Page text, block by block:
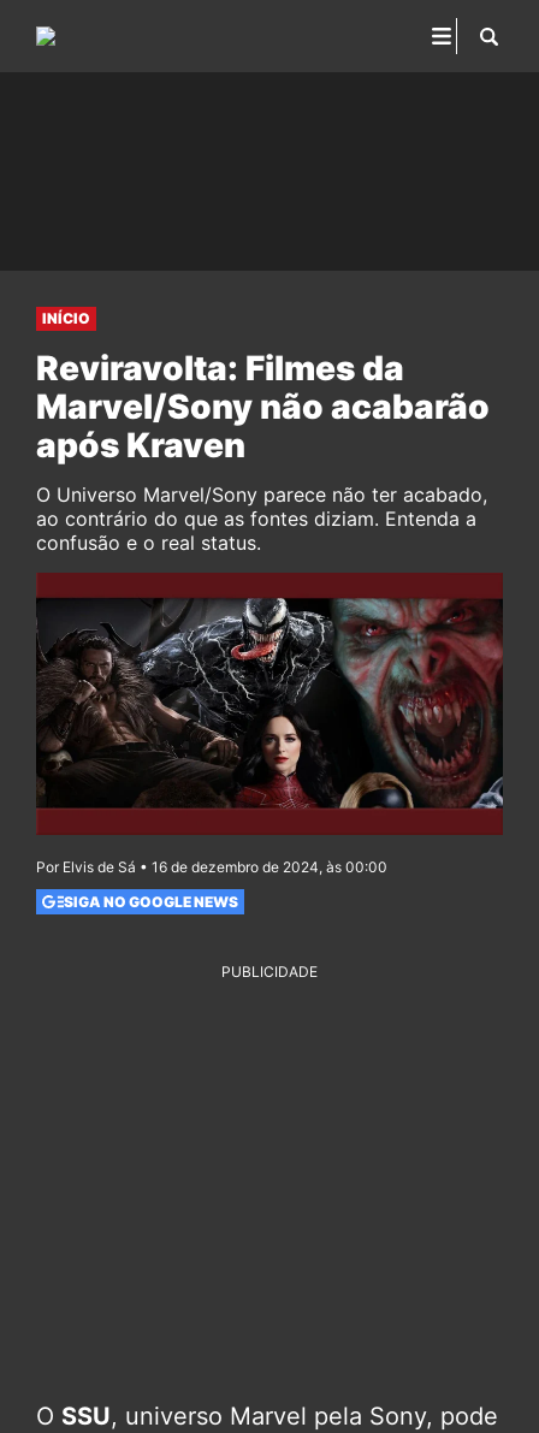
INÍCIO
Reviravolta: Filmes da
Marvel/Sony não acabarão
após Kraven
O Universo Marvel/Sony parece não ter acabado,
ao contrário do que as fontes diziam. Entenda a
confusão e o real status.
Por Elvis de Sá • 16 de dezembro de 2024, às 00:00
SIGA NO GOOGLE NEWS
PUBLICIDADE
O SSU, universo Marvel pela Sony, pode